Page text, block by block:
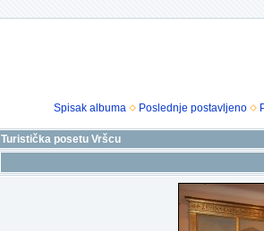
Spisak albuma Poslednje postavljeno
Turistička posetu Vršcu